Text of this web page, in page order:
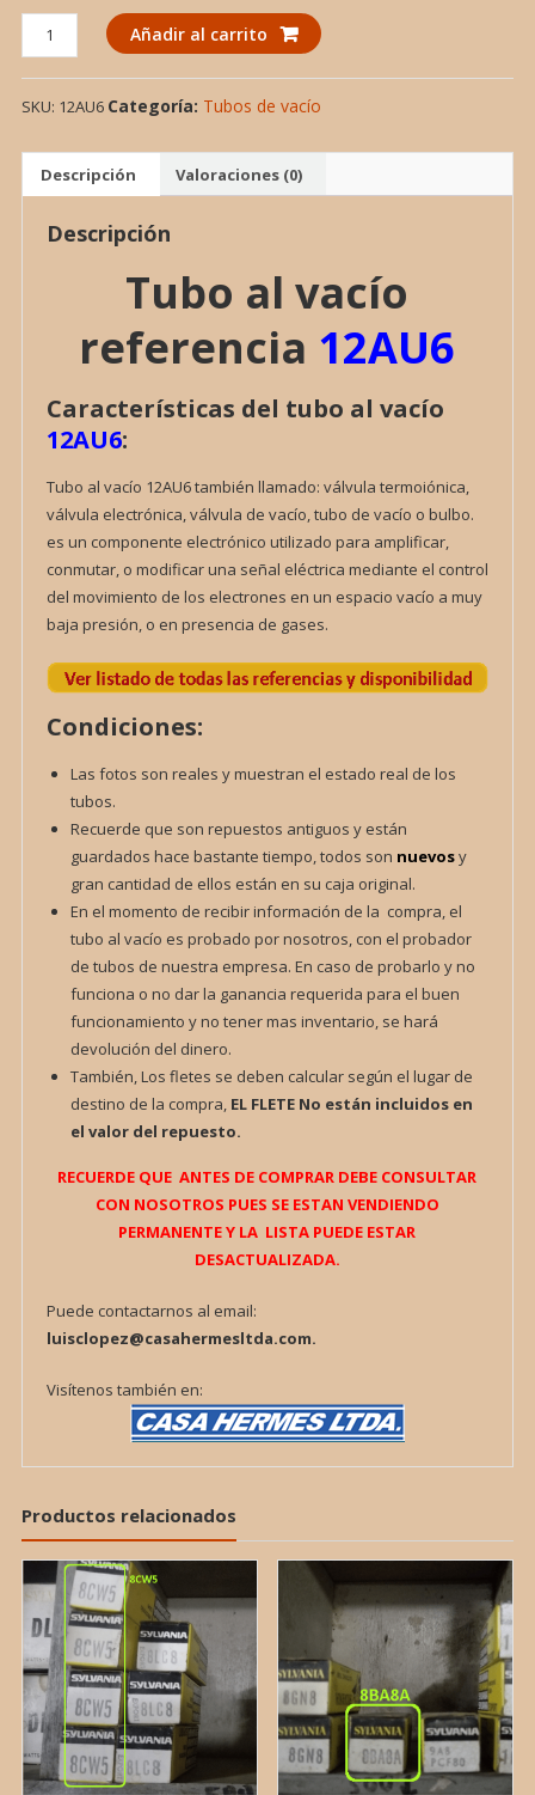
TUBO
AL
VACIO
12AU6,
Añadir al carrito
SKU: 12AU6 Categoría: Tubos de vacío
Descripción Valoraciones (0)
Descripción
Tubo al vacío
referencia 12AU6
Características del tubo al vacío
12AU6:
Tubo al vacío 12AU6 también llamado: válvula termoiónica,
válvula electrónica, válvula de vacío, tubo de vacío o bulbo.
es un componente electrónico utilizado para amplificar,
conmutar, o modificar una señal eléctrica mediante el control
del movimiento de los electrones en un espacio vacío a muy
baja presión, o en presencia de gases.
Condiciones:
Las fotos son reales y muestran el estado real de los
tubos.
Recuerde que son repuestos antiguos y están
guardados hace bastante tiempo, todos son nuevosy
gran cantidad de ellos están en su caja original.
En el momento de recibir información de la compra, el
tubo al vacío es probado por nosotros, con el probador
de tubos de nuestra empresa. En caso de probarlo y no
funciona o no dar la ganancia requerida para el buen
funcionamiento y no tener mas inventario, se hará
devolución del dinero.
También, Los fletes se deben calcular según el lugar de
destino de la compra, EL FLETE No están incluidos en
el valor del repuesto.
RECUERDE QUE ANTES DE COMPRAR DEBE CONSULTAR
CON NOSOTROS PUES SE ESTAN VENDIENDO
PERMANENTE Y LA LISTA PUEDE ESTAR
DESACTUALIZADA.
Puede contactarnos al email:
luisclopez@casahermesltda.com.
Visítenos también en:
Productos relacionados